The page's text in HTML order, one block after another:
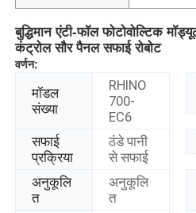
बुद्धिमान एंटी-फॉल फोटोवोल्टिक
कंट्रोल सौर पैनल सफाई रोबोट
वर्णन:
मॉडल
संख्या
RHINO
700-
EC6
सफाई
प्रक्रिया
ठंडे पानी
से सफाई
अनुकूलि
त
अनुकूलि
त